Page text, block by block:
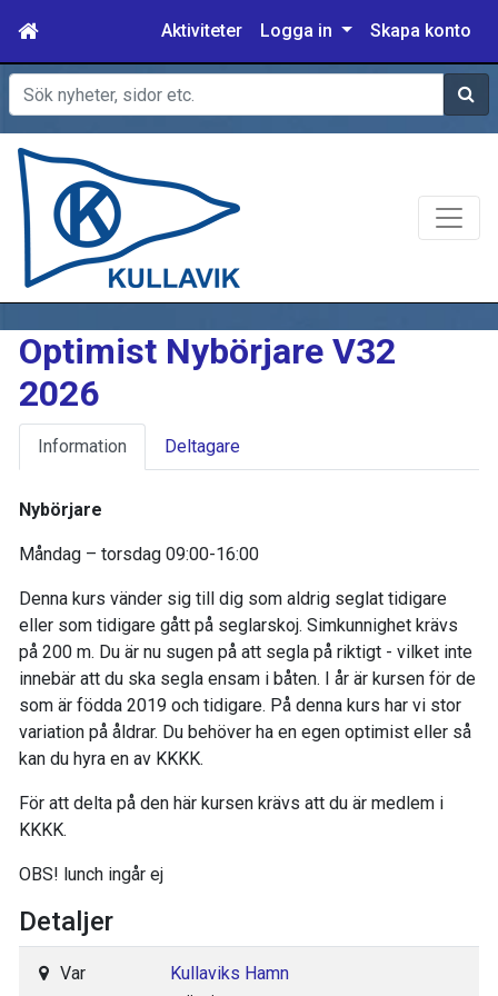
Aktiviteter Logga in Skapa konto
Sök
Optimist Nybörjare V32
2026
Information Deltagare
Nybörjare
Måndag – torsdag 09:00-16:00
Denna kurs vänder sig till dig som aldrig seglat tidigare
eller som tidigare gått på seglarskoj. Simkunnighet krävs
på 200 m. Du är nu sugen på att segla på riktigt - vilket inte
innebär att du ska segla ensam i båten. I år är kursen för de
som är födda 2019 och tidigare. På denna kurs har vi stor
variation på åldrar. Du behöver ha en egen optimist eller så
kan du hyra en av KKKK.
För att delta på den här kursen krävs att du är medlem i
KKKK.
OBS! lunch ingår ej
Detaljer
Var Kullaviks Hamn